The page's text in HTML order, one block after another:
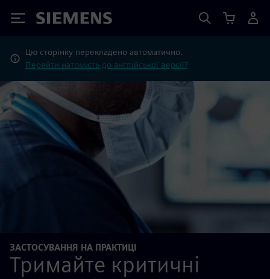
Siemens
Цю сторінку перекладено автоматично.
Перейти натомість до англійської версії?
ЗАСТОСУВАННЯ НА ПРАКТИЦІ
Тримайте критичні